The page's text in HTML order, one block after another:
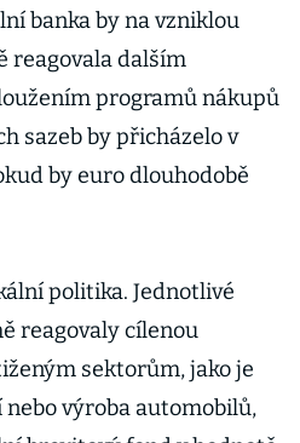
banka by na vzniklou
reagovala dalším
programů nákupů
sazeb by přicházelo v
by euro dlouhodobě
politika. Jednotlivé
reagovaly cílenou
sektorům, jako je
výroba automobilů,